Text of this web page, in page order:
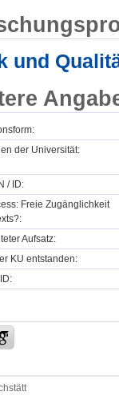
und
der Universität:
/ ID:
Freie Zugänglichkeit
Aufsatz:
KU entstanden: